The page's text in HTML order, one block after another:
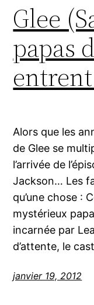
Glee
papas
Alors que les
de Glee se
l’arrivée de
Jackson… Les
qu’une chose :
mystérieux
incarnée par
d’attente, le
janvier 19, 2012